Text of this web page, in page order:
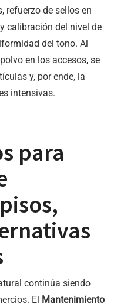
refuerzo de sellos en
calibración del nivel de
del tono. Al
en los accesos, se
y, por ende, la
intensivas.
para
continúa siendo
El Mantenimiento